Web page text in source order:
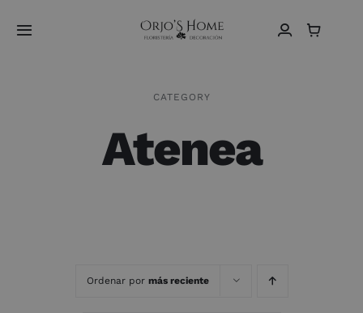
Toggle
Contacto
CATEGORY
Atenea
Ordenar por más reciente